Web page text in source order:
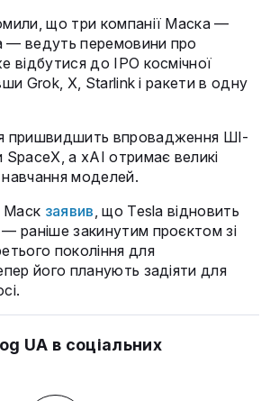
що три компанії Маска —
— ведуть перемовини про
відбутися до IPO космічної
Grok, X, Starlink і ракети в одну
пришвидшить впровадження ШІ-
SpaceX, а xAI отримає великі
моделей.
Маск заявив, що Tesla відновить
раніше закинутим проєктом зі
покоління для
його планують задіяти для
UA в соціальних